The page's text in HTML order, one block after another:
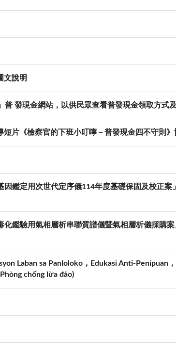
文說明
發現金網站，以供民眾查看普發現金領取方式
片《檢察官的下班小叮嚀－普發現金四不守則》
鑑定用次世代定序儀114年度基礎保固及校正案
鑑驗用氣相層析串聯質譜儀暨氣相層析儀採購
Laban sa Panloloko，Edukasi Anti-Penipuan
chống lừa đảo)